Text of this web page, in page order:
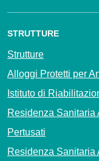
STRUTTURE
Strutture
Alloggi Protetti per
Istituto di
Residenza Sanitaria
Pertusati
Residenza Sanitaria